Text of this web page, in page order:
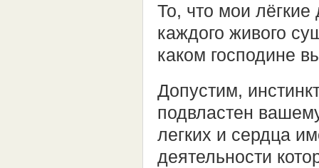
То, что мои
каждого живого
каком господине
Допустим,
подвластен
легких и сердца
деятельности